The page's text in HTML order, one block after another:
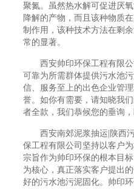
聚氮。虽然热水解可促进厌
降解的产物，而且该种物质
制作用，该种技术方法在剩
常的显著。
西安帅印环保工程有限
可靠为所需群体提供污水池
信、服务至上的出色企业管
誉。如你有需要，请知晓我
者全款，我们恭候您的垂询
西安南郊泥浆抽运|陕西
保工程有限公司坚持以客户
宗旨作为帅印环保的根本目
为核心，真正落实客户提出
好的污水池污泥固化。帅印